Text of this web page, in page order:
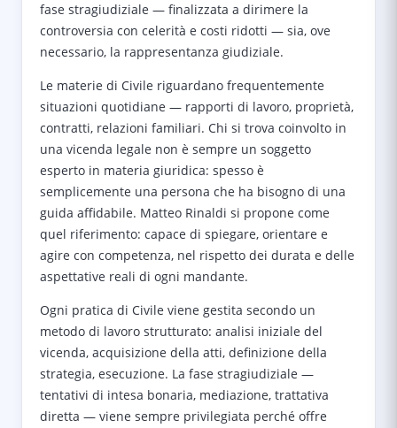
fase stragiudiziale — finalizzata a dirimere la
controversia con celerità e costi ridotti — sia, ove
necessario, la rappresentanza giudiziale.
Le materie di Civile riguardano frequentemente
situazioni quotidiane — rapporti di lavoro, proprietà,
contratti, relazioni familiari. Chi si trova coinvolto in
una vicenda legale non è sempre un soggetto
esperto in materia giuridica: spesso è
semplicemente una persona che ha bisogno di una
guida affidabile. Matteo Rinaldi si propone come
quel riferimento: capace di spiegare, orientare e
agire con competenza, nel rispetto dei durata e delle
aspettative reali di ogni mandante.
Ogni pratica di Civile viene gestita secondo un
metodo di lavoro strutturato: analisi iniziale del
vicenda, acquisizione della atti, definizione della
strategia, esecuzione. La fase stragiudiziale —
tentativi di intesa bonaria, mediazione, trattativa
diretta — viene sempre privilegiata perché offre